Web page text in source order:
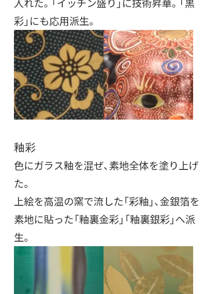
彩」にも応用派生。
釉彩
色にガラス釉を混ぜ、素地全体を塗り上げ
た。
上絵を高温の窯で流した「彩釉」、金銀箔を
素地に貼った「釉裏金彩」「釉裏銀彩」へ派
生。